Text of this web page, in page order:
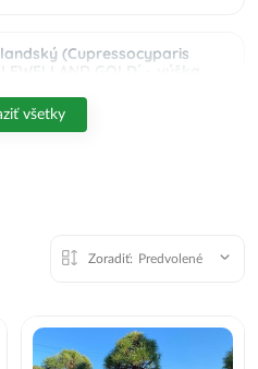
(Cupressocyparis
GOLD´ - výška
- BONSAJ - STARÝ A
Do košíka
20–30 cm, kont. C2,6L –
všetky
Zoradiť: Predvolené